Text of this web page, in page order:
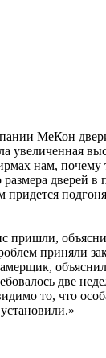
МеКон
увеличенная
нам, почему
размера дверей в
придется
пришли,
приняли
две
то, что